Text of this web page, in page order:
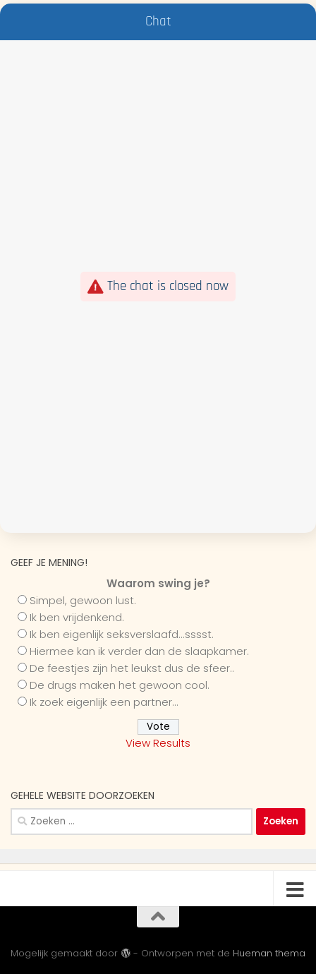
Chat
The chat is closed now
GEEF JE MENING!
Waarom swing je?
Simpel, gewoon lust.
Ik ben vrijdenkend.
Ik ben eigenlijk seksverslaafd...sssst.
Hiermee kan ik verder dan de slaapkamer.
De feestjes zijn het leukst dus de sfeer..
De drugs maken het gewoon cool.
Ik zoek eigenlijk een partner...
View Results
GEHELE WEBSITE DOORZOEKEN
Zoeken
naar:
Mogelijk gemaakt door - Ontworpen met de Hueman thema